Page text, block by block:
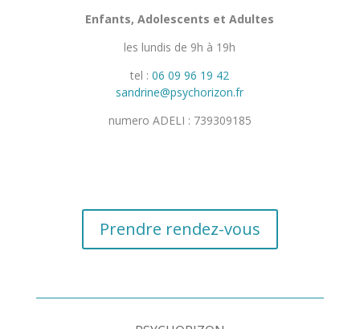
Enfants, Adolescents et Adultes
les lundis de 9h à 19h
tel :06 09 96 19 42
sandrine@psychorizon.fr
numero ADELI : 739309185
Prendre rendez-vous